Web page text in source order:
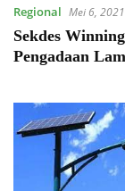
Regional Mei 6, 2021
Sekdes
Pengadaan